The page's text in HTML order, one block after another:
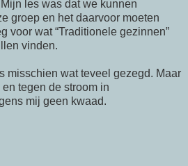
les was dat we kunnen
groep en het daarvoor moeten
voor wat “Traditionele gezinnen”
vinden.
misschien wat teveel gezegd. Maar
tegen de stroom in
mij geen kwaad.